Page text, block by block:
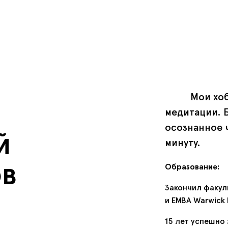
Мои
медитации.
осознанное
минуту.
Образование:
Закончил
и EMBA Warwick
15 лет